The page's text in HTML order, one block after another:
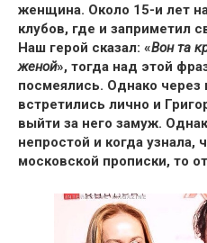
женщина. Около 15-и лет
клубов, где и заприметил
Наш герой сказал: «Вон та
женой», тогда над этой
посмеялись. Однако
встретились лично и
выйти за него замуж.
непростой и когда узнала,
московской прописки, то